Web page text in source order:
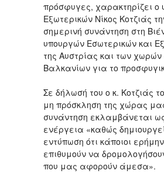
πρόσφυγες, χαρακτηρίζει ο
Εξωτερικών Νίκος Κοτζιάς
σημερινή συνάντηση στη
υπουργών Εσωτερικών και
της Αυστρίας και των χωρών
Βαλκανίων για το
Σε δήλωσή του ο κ. Κοτζιάς
μη πρόσκληση της χώρας
συνάντηση εκλαμβάνεται
ενέργεια «καθώς
εντύπωση ότι κάποιοι
επιθυμούν να
που μας αφορούν άμεσα».